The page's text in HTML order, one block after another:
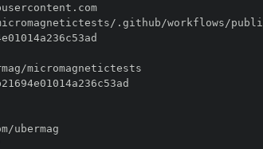
//token.actions.githubusercontent.com